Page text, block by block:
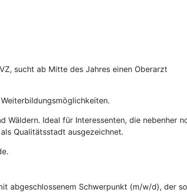
sucht ab Mitte des Jahres einen Oberarzt
Wäldern. Ideal für Interessenten, die nebenher
Qualitätsstadt ausgezeichnet.
abgeschlossenem Schwerpunkt (m/w/d), der